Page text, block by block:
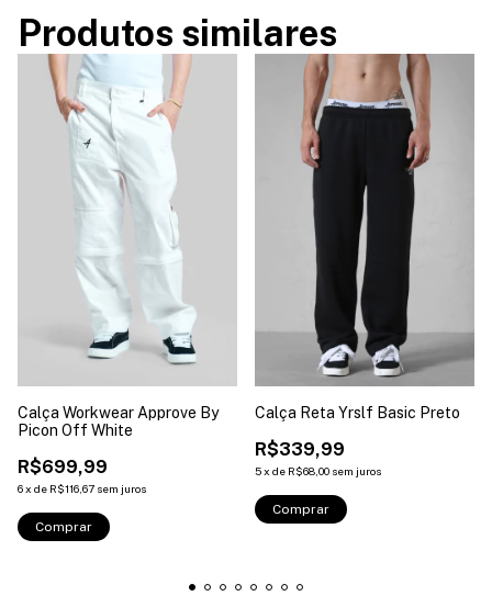
Produtos similares
Calça Workwear Approve By
Picon Off White
R$699,99
6x de R$116,67 sem juros
Comprar
Calça Reta Yrslf Basic Preto
R$339,99
5x de R$68,00 sem juros
Comprar